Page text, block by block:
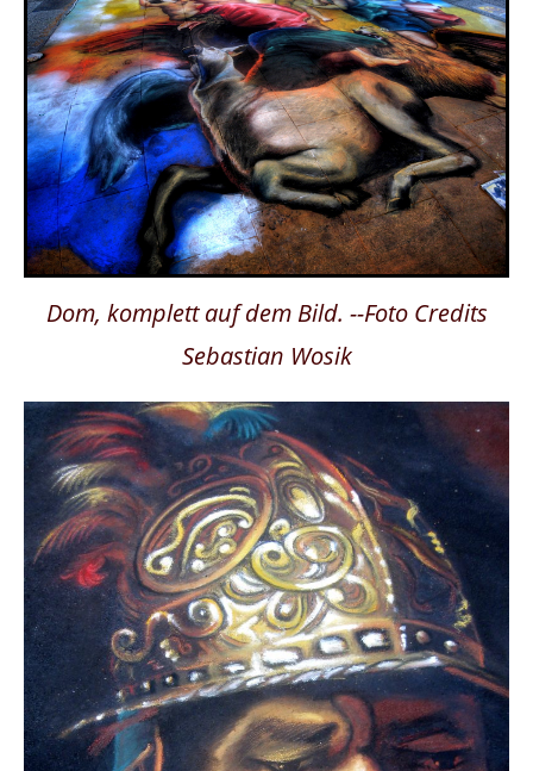
Dom, komplett auf dem Bild. --Foto Credits
Sebastian Wosik